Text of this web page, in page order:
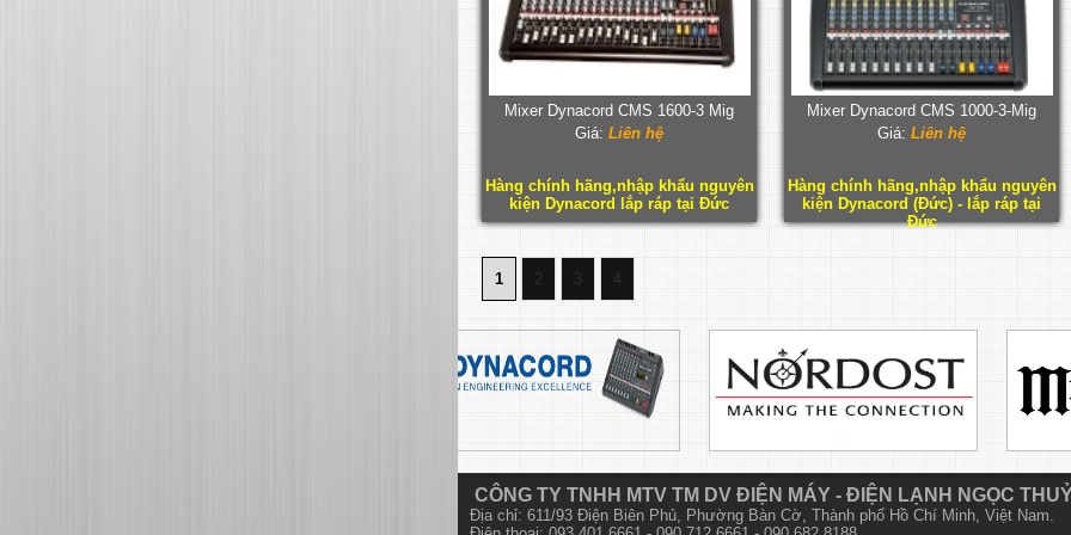
Mixer Dynacord CMS 1600-3 Mig
Giá: Liên hệ
Hàng chính hãng,nhập khẩu nguyên
kiện Dynacord lắp ráp tại Đức
Mixer Dynacord CMS 1000-3-Mig
Giá: Liên hệ
Hàng chính hãng,nhập khẩu nguyên
kiện Dynacord (Đức) - lắp ráp tại
Đức
1 2 3
CÔNG TY TNHH MTV TM DV ĐIỆN MÁY - ĐIỆN LẠNH NGỌC
Địa chỉ: 611/93 Điện Biên Phủ, Phường Bàn Cờ, Thành phố Hồ Chí Minh, Việt Nam.